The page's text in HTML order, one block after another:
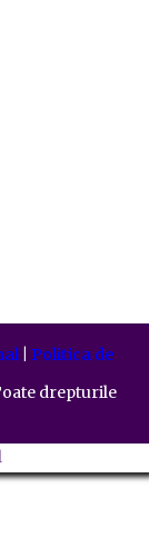
| Politica de
drepturile